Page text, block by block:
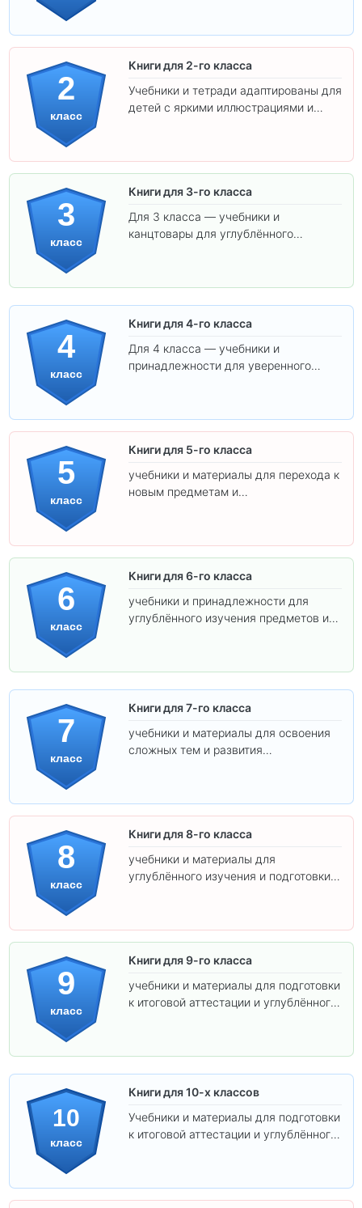
2
класс
Книги для 2-го класса
Учебники и тетради адаптированы для
детей с яркими иллюстрациями и
3
класс
Книги для 3-го класса
Для 3 класса — учебники и
канцтовары для углублённого
4
класс
Книги для 4-го класса
Для 4 класса — учебники и
принадлежности для уверенного
5
класс
Книги для 5-го класса
учебники и материалы для перехода к
новым предметам и
6
класс
Книги для 6-го класса
учебники и принадлежности для
углублённого изучения предметов и
7
класс
Книги для 7-го класса
учебники и материалы для освоения
сложных тем и развития
8
класс
Книги для 8-го класса
учебники и материалы для
углублённого изучения и подготовки к
9
класс
Книги для 9-го класса
учебники и материалы для подготовки
к итоговой аттестации и углублённого
10
класс
Книги для 10-х классов
Учебники и материалы для подготовки
к итоговой аттестации и углублённого